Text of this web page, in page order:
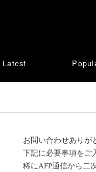
Latest
お問い合わせありが
下記に必要事項をご
稀にAFP通信から二